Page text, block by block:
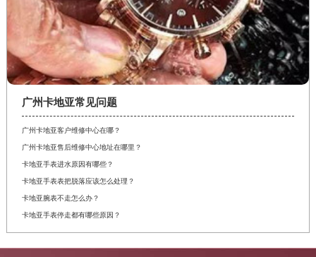
广州卡地亚常见问题
广州卡地亚客户维修中心在哪？
广州卡地亚售后维修中心地址在哪里？
卡地亚手表进水原因有哪些？
卡地亚手表表把脱落应该怎么处理？
卡地亚腕表不走怎么办？
卡地亚手表停走都有哪些原因？